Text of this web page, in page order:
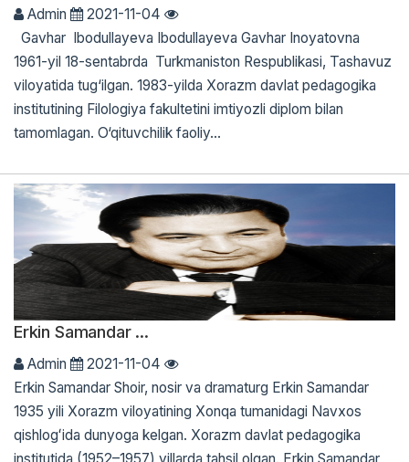
Admin
2021-11-04
Gavhar Ibodullayeva Ibodullayeva Gavhar Inoyatovna
1961-yil 18-sentabrda Turkmaniston Respublikasi, Tashavuz
viloyatida tug‘ilgan. 1983-yilda Xorazm davlat pedagogika
institutining Filologiya fakultetini imtiyozli diplom bilan
tamomlagan. O‘qituvchilik faoliy...
Erkin Samandar ...
Admin
2021-11-04
Erkin Samandar Shoir, nosir va dramaturg Erkin Samandar
1935 yili Xorazm viloyatining Xonqa tumanidagi Navxos
qishlogʻida dunyoga kelgan. Xorazm davlat pedagogika
institutida (1952–1957) yillarda tahsil olgan. Erkin Samandar